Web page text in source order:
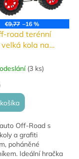
€9,77 –16 %
road terénní
kola na
(3 ks)
Off-Road s
a grafiti
poháněné
Ideální hračka